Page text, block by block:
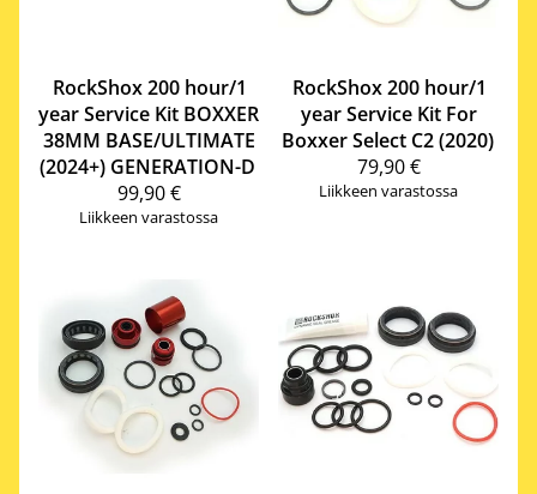
RockShox200 hour/1
year Service Kit BOXXER
38MM BASE/ULTIMATE
(2024+) GENERATION-D
99,90 €
Liikkeen varastossa
RockShox200 hour/1
year Service Kit For
Boxxer Select C2 (2020)
79,90 €
Liikkeen varastossa